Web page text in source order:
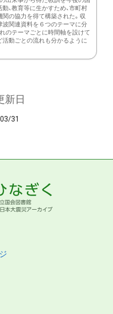
、教育等に生かすため、市町村
関の協力を得て構築された。収
波関連資料を６つのテーマに分
のテーマごとに時間軸を設けて
活動ごとの流れも分かるように
新日
31